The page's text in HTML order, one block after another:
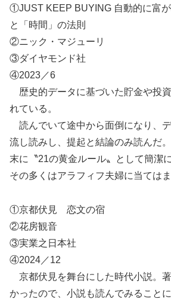
①JUST KEEP BUYING 自動的に富が
と「時間」の法則
②ニック・マジューリ
③ダイヤモンド社
④2023／6
歴史的データに基づいた貯金や投
れている。
読んでいて途中から面倒になり、
流し読みし、提起と結論のみ読んだ
末に〝21の黄金ルール〟として簡潔
その多くはアラフィフ夫婦に当ては
①京都伏見 恋文の宿
②花房観音
③実業之日本社
④2024／12
京都伏見を舞台にした時代小説。
かったので、小説も読んでみることに